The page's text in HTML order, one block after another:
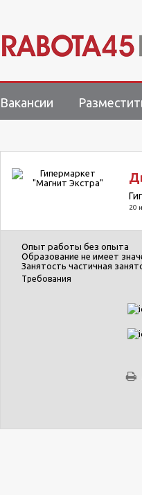
Вакансии
20
Опыт работы без опыта
Образование не имеет
Занятость частичная
Требования